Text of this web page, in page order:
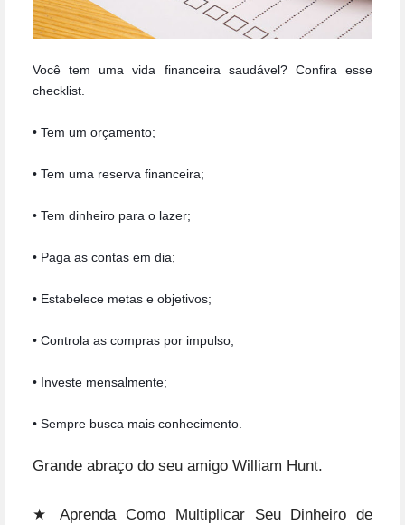
Você tem uma vida financeira saudável? Confira esse
checklist.
• Tem um orçamento;
• Tem uma reserva financeira;
• Tem dinheiro para o lazer;
• Paga as contas em dia;
• Estabelece metas e objetivos;
• Controla as compras por impulso;
• Investe mensalmente;
• Sempre busca mais conhecimento.
Grande abraço do seu amigo William Hunt.
★ Aprenda Como Multiplicar Seu Dinheiro de